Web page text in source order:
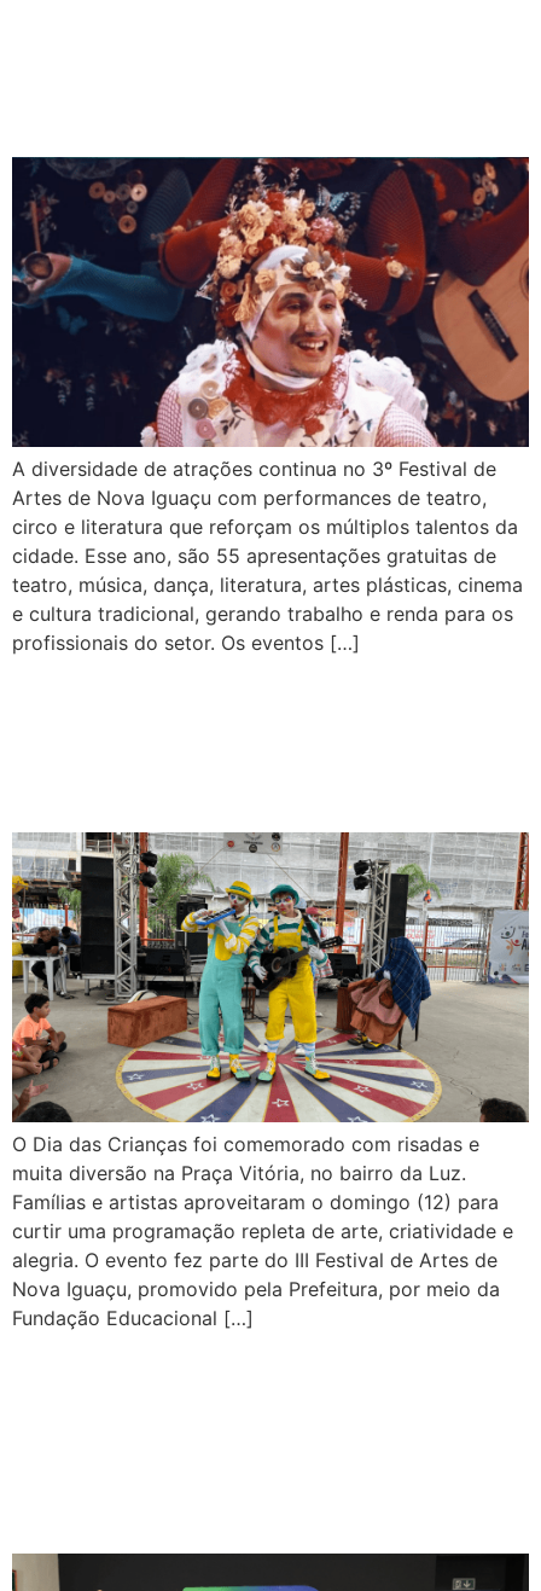
A diversidade de atrações continua no 3º Festival de
Artes de Nova Iguaçu com performances de teatro,
circo e literatura que reforçam os múltiplos talentos da
cidade. Esse ano, são 55 apresentações gratuitas de
teatro, música, dança, literatura, artes plásticas, cinema
e cultura tradicional, gerando trabalho e renda para os
profissionais do setor. Os eventos […]
O Dia das Crianças foi comemorado com risadas e
muita diversão na Praça Vitória, no bairro da Luz.
Famílias e artistas aproveitaram o domingo (12) para
curtir uma programação repleta de arte, criatividade e
alegria. O evento fez parte do III Festival de Artes de
Nova Iguaçu, promovido pela Prefeitura, por meio da
Fundação Educacional […]